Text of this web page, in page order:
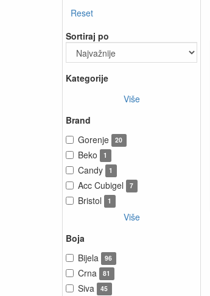
Reset
Sortiraj po
Kategorije
Više
Brand
Gorenje
20
Beko 1
Candy 1
Acc Cubigel 7
Bristol 1
Više
Boja
Bijela
96
Crna 81
Siva 45